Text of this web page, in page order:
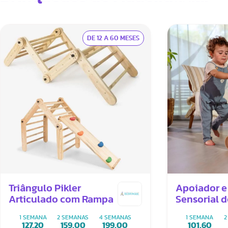
DE 12 A 60 MESES
Triângulo Pikler
Articulado com Rampa
1 SEMANA
127,20
2 SEMANAS
159,00
4 SEMANAS
199,00
Apoiador
Sensorial
1 SEMANA
101,60
2